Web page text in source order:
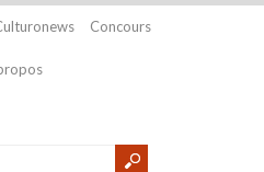
Concours